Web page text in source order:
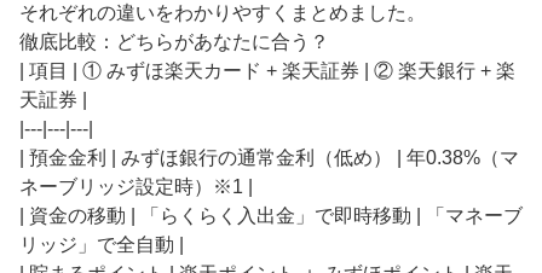
それぞれの違いをわかりやすくまとめました。
徹底比較：どちらがあなたに合う？
| 項目 | ① みずほ楽天カード + 楽天証券 | ② 楽天銀行 + 楽
天証券 |
|---|---|---|
| 預金金利 | みずほ銀行の通常金利（低め） | 年0.38%（マ
ネーブリッジ設定時）※1 |
| 資金の移動 | 「らくらく入出金」で即時移動 | 「マネーブ
リッジ」で全自動 |